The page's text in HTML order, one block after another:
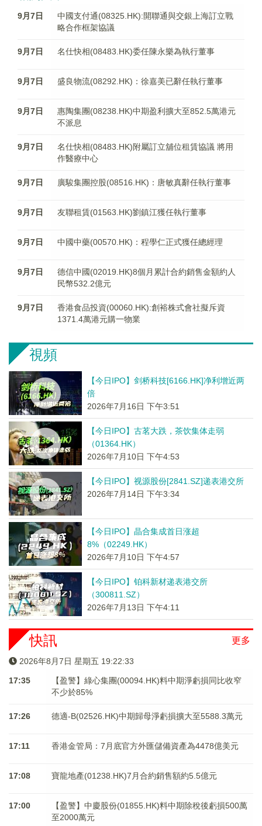
9月7日
中國支付通(08325.HK):開聯通與交銀上海訂立戰
略合作框架協議
9月7日 名仕快相(08483.HK)委任陳永樂為執行董事
9月7日 盛良物流(08292.HK)：徐嘉美已辭任執行董事
9月7日
惠陶集團(08238.HK)中期盈利擴大至852.5萬港元
不派息
9月7日
名仕快相(08483.HK)附屬訂立舖位租賃協議 將用
作醫療中心
9月7日 廣駿集團控股(08516.HK)：唐敏真辭任執行董事
9月7日 友聯租賃(01563.HK)劉鎮江獲任執行董事
9月7日 中國中藥(00570.HK)：程學仁正式獲任總經理
9月7日
德信中國(02019.HK)8個月累計合約銷售金額約人
民幣532.2億元
9月7日
香港食品投資(00060.HK):創裕株式會社擬斥資
1371.4萬港元購一物業
視頻
【今日IPO】剑桥科技[6166.HK]净利增近两
倍
2026年7月16日 下午3:51
【今日IPO】古茗大跌，茶饮集体走弱
（01364.HK）
2026年7月10日 下午4:53
【今日IPO】视源股份[2841.SZ]递表港交所
2026年7月14日 下午3:34
【今日IPO】晶合集成首日涨超
8%（02249.HK）
2026年7月10日 下午4:57
【今日IPO】铂科新材递表港交所
（300811.SZ）
2026年7月13日 下午4:11
更多
快訊
2026年8月7日 星期五 19:22:33
17:35
【盈警】綠心集團(00094.HK)料中期淨虧損同比收窄
不少於85%
17:26 德適-B(02526.HK)中期歸母淨虧損擴大至5588.3萬元
17:11 香港金管局：7月底官方外匯儲備資產為4478億美元
17:08 寶龍地產(01238.HK)7月合約銷售額約5.5億元
17:00
【盈警】中慶股份(01855.HK)料中期除稅後虧損500萬
至2000萬元